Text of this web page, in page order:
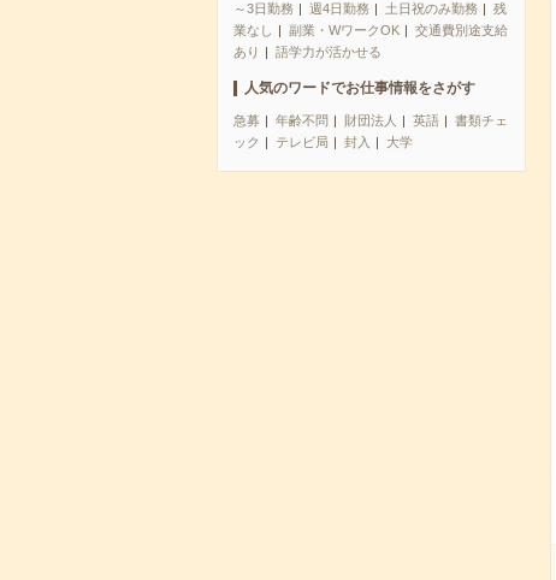
～3日勤務
週4日勤務 土日祝のみ勤務
残
業なし
副業・WワークOK
交通費別途支給
あり
語学力が活かせる
人気のワードでお仕事情報をさがす
急募 年齢不問 財団法人 英語
書類チェ
ック
テレビ局 封入 大学